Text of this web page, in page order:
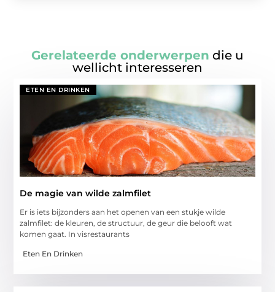
Gerelateerde onderwerpen die u
wellicht interesseren
ETEN EN DRINKEN
De magie van wilde zalmfilet
Er is iets bijzonders aan het openen van een stukje wilde
zalmfilet: de kleuren, de structuur, de geur die belooft wat
komen gaat. In visrestaurants
Eten En Drinken